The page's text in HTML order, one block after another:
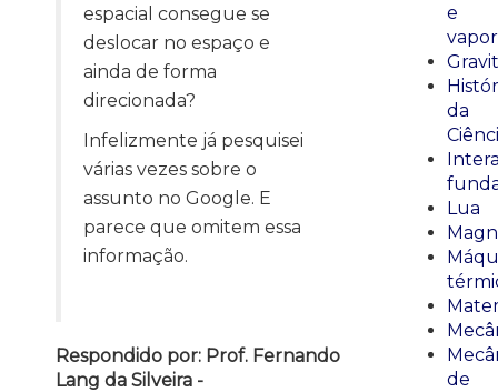
espacial consegue se
deslocar no espaço e
ainda de forma
direcionada?
Infelizmente já pesquisei
várias vezes sobre o
assunto no Google. E
parece que omitem essa
informação.
Respondido por: Prof. Fernando
Lang da Silveira -
e
vapor
da
Lua
de